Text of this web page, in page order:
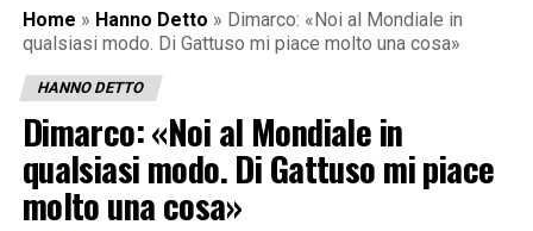
Home » Hanno Detto » Dimarco: «Noi al Mondiale in
qualsiasi modo. Di Gattuso mi piace molto una cosa»
HANNO DETTO
Dimarco: «Noi al Mondiale in
qualsiasi modo. Di Gattuso mi piace
molto una cosa»